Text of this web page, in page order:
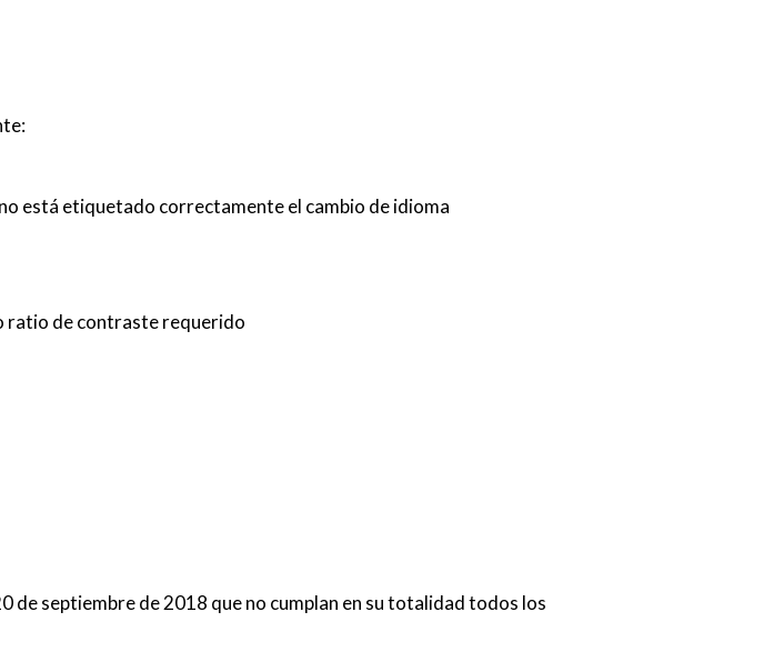
está etiquetado correctamente el cambio de idioma
ratio de contraste requerido
septiembre de 2018 que no cumplan en su totalidad todos los